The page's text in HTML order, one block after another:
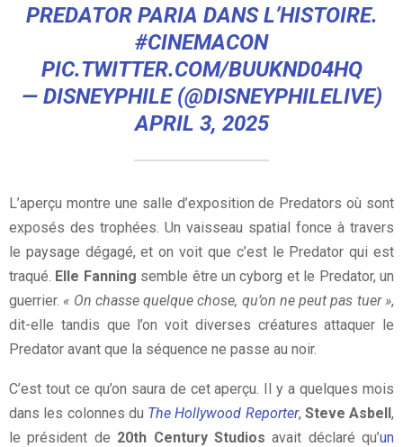
PREDATOR PARIA DANS L’HISTOIRE.
#CINEMACON
PIC.TWITTER.COM/BUUKND04HQ
— DISNEYPHILE (@DISNEYPHILELIVE)
APRIL 3, 2025
L’aperçu montre une salle d’exposition de Predators où sont
exposés des trophées. Un vaisseau spatial fonce à travers
le paysage dégagé, et on voit que c’est le Predator qui est
traqué. Elle Fanning semble être un cyborg et le Predator, un
guerrier. « On chasse quelque chose, qu’on ne peut pas tuer »,
dit-elle tandis que l’on voit diverses créatures attaquer le
Predator avant que la séquence ne passe au noir.
C’est tout ce qu’on saura de cet aperçu. Il y a quelques mois
dans les colonnes du The Hollywood Reporter, Steve Asbell,
le président de 20th Century Studios avait déclaré qu’un